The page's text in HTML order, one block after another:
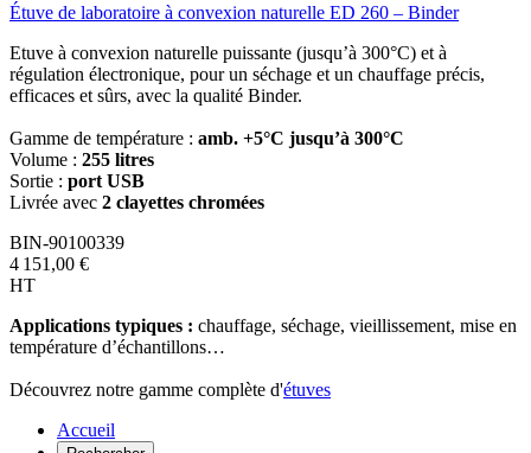
Étuve de laboratoire à convexion naturelle ED 260 – Binder
Etuve à convexion naturelle puissante (jusqu’à 300°C) et à
régulation électronique, pour un séchage et un chauffage précis,
efficaces et sûrs, avec la qualité Binder.
Gamme de température : amb. +5°C jusqu’à 300°C
Volume : 255 litres
Sortie : port USB
Livrée avec 2 clayettes chromées
BIN-90100339
4 151,00 €
HT
Applications typiques : chauffage, séchage, vieillissement, mise en
température d’échantillons…
Découvrez notre gamme complète d'étuves
Accueil